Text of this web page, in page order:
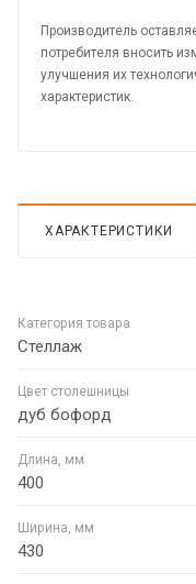
Производитель
потребителя вносить
улучшения их
характеристик.
ХАРАКТЕРИСТИКИ
Категория товара
Стеллаж
Цвет столешницы
дуб бофорд
Длина, мм
400
Ширина, мм
430